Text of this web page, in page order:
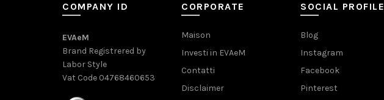
COMPANY ID
EVAeM
Brand Registrered by
Labor Style
Vat Code 04768460653
CORPORATE
Maison
Investi in EVAeM
Contatti
Disclaimer
SOCIAL PROFILE
Blog
Instagram
Facebook
Pinterest